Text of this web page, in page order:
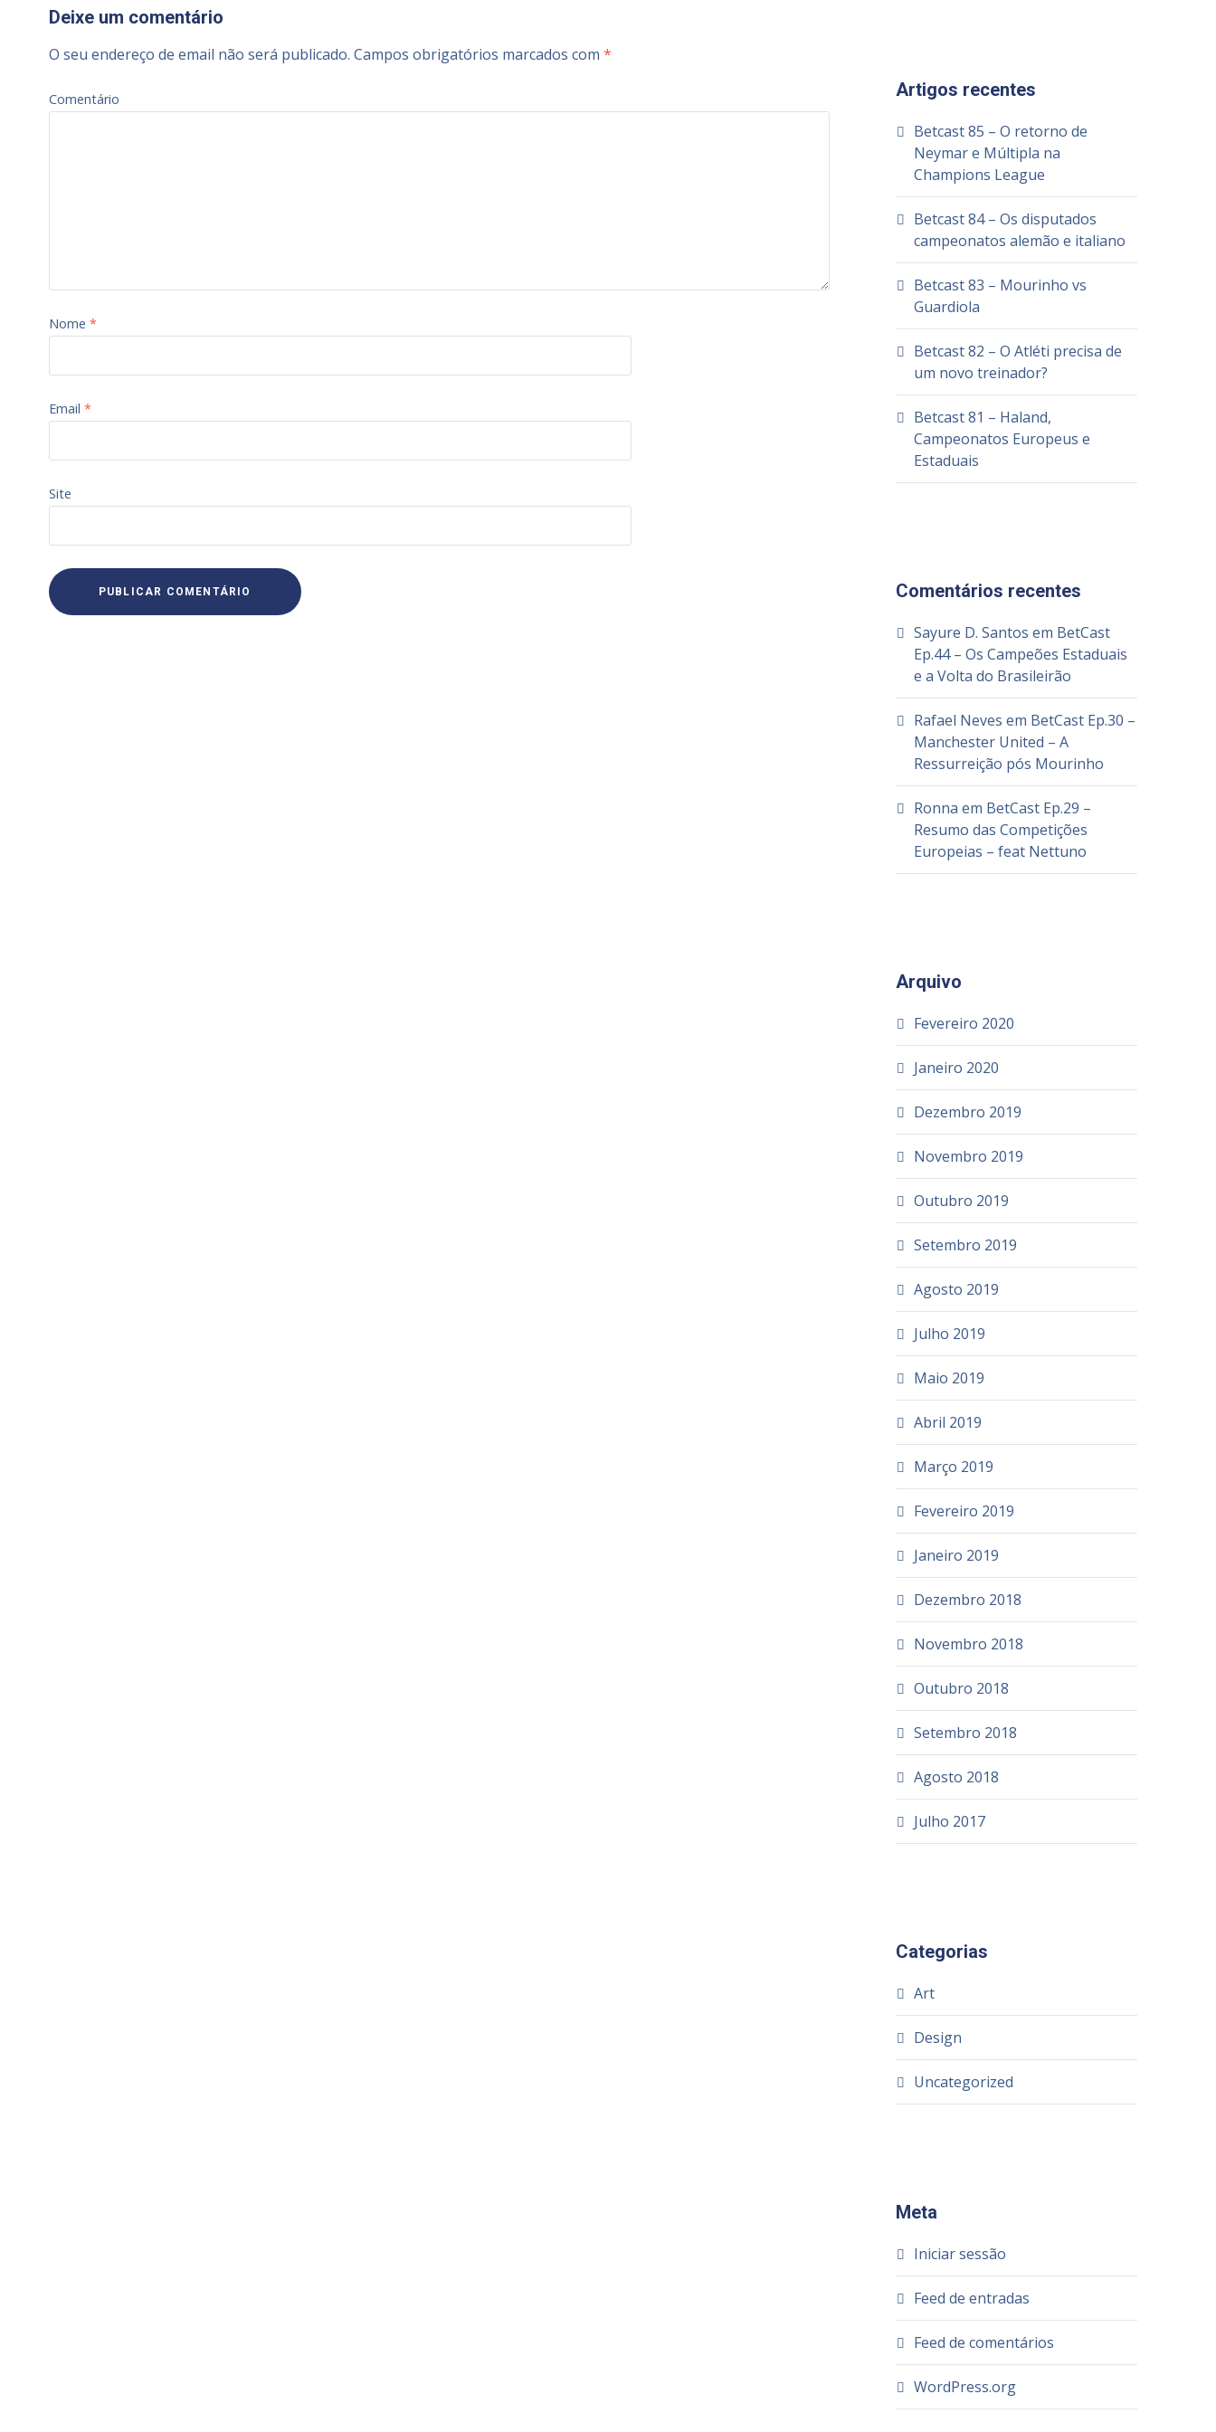
Deixe um comentário
O seu endereço de email não será publicado. Campos obrigatórios marcados com *
Comentário
Nome *
Email *
Site
Artigos recentes
Betcast 85 – O retorno de
Neymar e Múltipla na
Champions League
Betcast 84 – Os disputados
campeonatos alemão e italiano
Betcast 83 – Mourinho vs
Guardiola
Betcast 82 – O Atléti precisa de
um novo treinador?
Betcast 81 – Haland,
Campeonatos Europeus e
Estaduais
Comentários recentes
Sayure D. Santos em BetCast
Ep.44 – Os Campeões Estaduais
e a Volta do Brasileirão
Rafael Neves em BetCast Ep.30 –
Manchester United – A
Ressurreição pós Mourinho
Ronna em BetCast Ep.29 –
Resumo das Competições
Europeias – feat Nettuno
Arquivo
Fevereiro 2020
Janeiro 2020
Dezembro 2019
Novembro 2019
Outubro 2019
Setembro 2019
Agosto 2019
Julho 2019
Maio 2019
Abril 2019
Março 2019
Fevereiro 2019
Janeiro 2019
Dezembro 2018
Novembro 2018
Outubro 2018
Setembro 2018
Agosto 2018
Julho 2017
Categorias
Art
Design
Uncategorized
Meta
Iniciar sessão
Feed de entradas
Feed de comentários
WordPress.org